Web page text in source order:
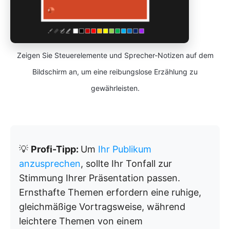
Zeigen Sie Steuerelemente und Sprecher-Notizen auf dem
Bildschirm an, um eine reibungslose Erzählung zu
gewährleisten.
💡 Profi-Tipp: Um Ihr Publikum
anzusprechen, sollte Ihr Tonfall zur
Stimmung Ihrer Präsentation passen.
Ernsthafte Themen erfordern eine ruhige,
gleichmäßige Vortragsweise, während
leichtere Themen von einem